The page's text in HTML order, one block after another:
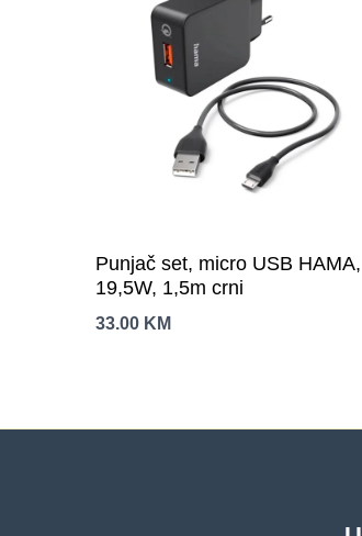
Punjač set, micro USB HAMA,
19,5W, 1,5m crni
33.00 KM